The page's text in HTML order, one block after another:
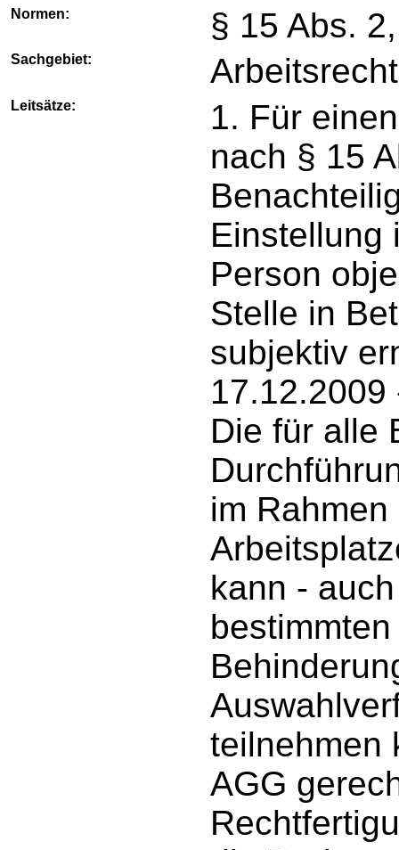
Normen: § 15 Abs.
Sachgebiet: Arbeitsrecht
Leitsätze:
1. Für
nach § 15
Einstellung
Person
Stelle in
subjektiv
17.12.2009
Die für alle
im
kann -
teilnehmen
AGG